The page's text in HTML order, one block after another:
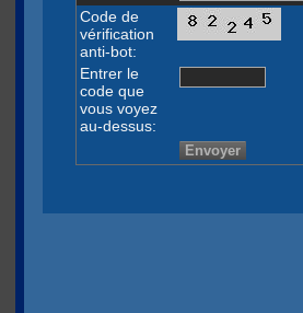
Code de
vérification
anti-bot:
Entrer le
code que
vous voyez
au-dessus: